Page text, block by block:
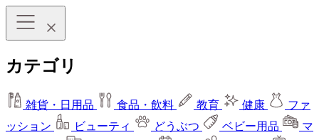
カテゴリ
雑貨・日用品 食品・飲料 教育 健康
ファ
ッション
ビューティ どうぶつ ベビー用品
マ